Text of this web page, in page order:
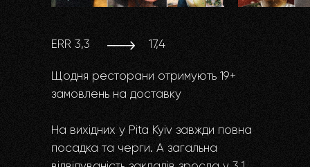
ERR 3,3 17,4
Щодня ресторани отримують 19+
замовлень на доставку
На вихідних у Pita Kyiv завжди повна
посадка та черги. А загальна